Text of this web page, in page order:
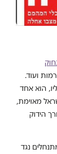
ועוד.
הוא אחד
מאוימת,
הידוק
נגד